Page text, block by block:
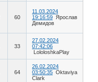
60
11.03.2024
19:16:59 Ярослав
Демидов
33
27.02.2024
07:42:06
LololoshkaPlay
64
26.02.2024
03:50:35 Oktaviya
Clark